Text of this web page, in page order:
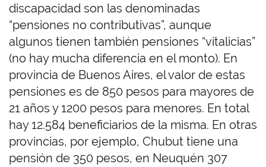
discapacidad son las denominadas
“pensiones no contributivas”, aunque
algunos tienen también pensiones “vitalicias”
(no hay mucha diferencia en el monto). En
provincia de Buenos Aires, el valor de estas
pensiones es de 850 pesos para mayores de
21 años y 1200 pesos para menores. En total
hay 12.584 beneficiarios de la misma. En otras
provincias, por ejemplo, Chubut tiene una
pensión de 350 pesos, en Neuquén 307